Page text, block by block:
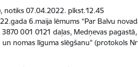
notiks 07.04.2022. plkst.12.45
6.maija lēmums “Par Balvu
001 0121 daļas, Medņevas
nomas līguma slēgšanu” (protokols